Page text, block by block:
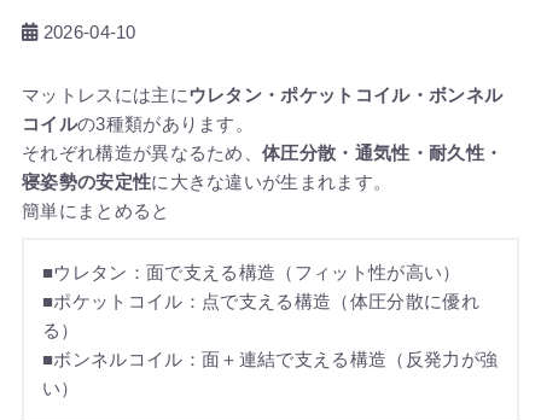
2026-04-10
マットレスには主にウレタン・ポケットコイル・ボンネル
コイルの3種類があります。
それぞれ構造が異なるため、体圧分散・通気性・耐久性・
寝姿勢の安定性に大きな違いが生まれます。
簡単にまとめると
■ウレタン：面で支える構造（フィット性が高い）
■ポケットコイル：点で支える構造（体圧分散に優れ
る）
■ボンネルコイル：面＋連結で支える構造（反発力が強
い）